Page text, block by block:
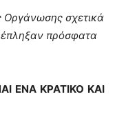
Οργάνωσης σχετικά
έπληξαν πρόσφατα
ΕΝΑ ΚΡΑΤΙΚΟ ΚΑΙ